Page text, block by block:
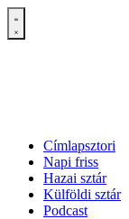
Címlapsztori
Napi friss
Hazai sztár
Külföldi sztár
Podcast